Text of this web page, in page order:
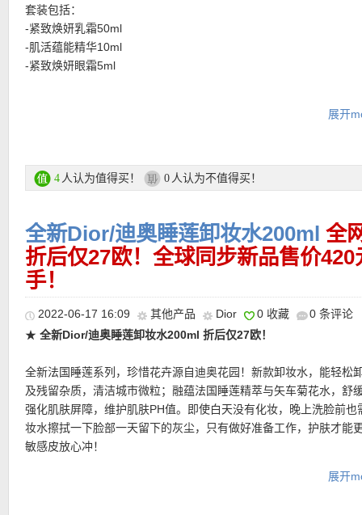
★ 每单赠送两个赠品小样，自动放入购物车！！！
★Flaconi其他优惠码点此查看
有时候购物车最上方会显示优惠码无效（显示错误），注意看购物
示最后的价格有折扣优惠！
★注意她家目前付款方式有所调整，可以选择Klarna付款方式，和
Rechnung付款一样，商品寄出后会通过Email发给你Rechnung，
天内转账就行
套装包括：
-紧致焕妍乳霜50ml
-肌活蕴能精华10ml
-紧致焕妍眼霜5ml
胞能量，多方位焕启年轻力！新一代配方，快速沁融，将美肤卓能
更多Dior/迪奥 活动链接在此
★ 满59欧，折上92折优惠码：
展开
4 人认为值得买！ 0 人认为不值得买！
全新Dior/迪奥睡莲卸妆水200ml 全
折后仅27欧！全球同步新品售价
手！
2022-06-17 16:09 其他产品 Dior 0 收藏
0 条评论
★ 全新Dior/迪奥睡莲卸妆水200ml 折后仅27欧！
全新法国睡莲系列，珍惜花卉源自迪奥花园！新款卸妆水，能轻松
及残留杂质，清洁城市微粒；融蕴法国睡莲精萃与矢车菊花水，舒
强化肌肤屏障，维护肌肤PH值。即使白天没有化妆，晚上洗脸前也
妆水擦拭一下脸部一天留下的灰尘，只有做好准备工作，护肤才能
敏感皮放心冲！
展开